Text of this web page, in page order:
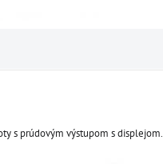
s prúdovým výstupom s displejom.